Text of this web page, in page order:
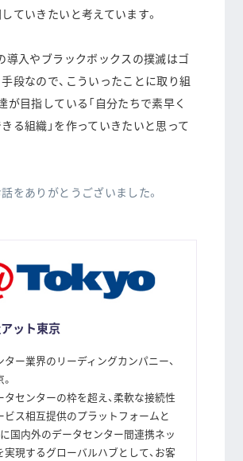
ていきたいと考えています。
導入やブラックボックスの撲滅はゴ
段なので、こういったことに取り組
が目指している「自分たちで素早く
る組織」を作っていきたいと思って
ありがとうございました。
ット東京
ター業界のリーディングカンパニー、
タセンターの枠を超え、柔軟な接続性
ビス相互提供のプラットフォームと
に国内外のデータセンター間連携ネッ
実現するグローバルハブとして、お客